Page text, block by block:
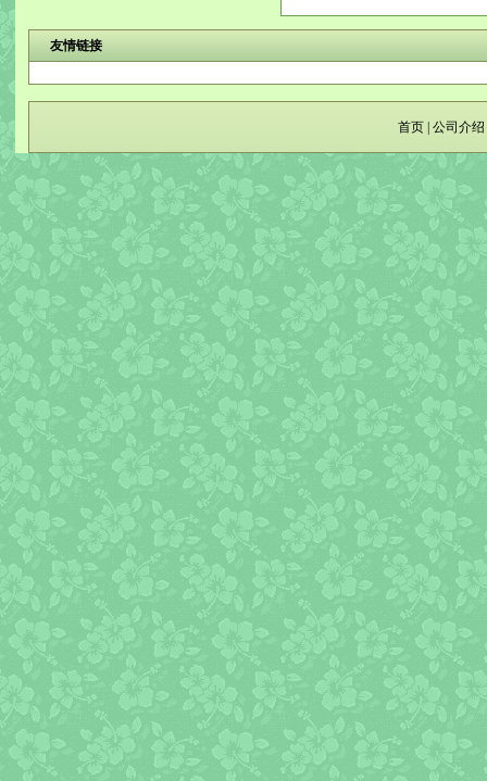
友情链接
首页 公司介绍